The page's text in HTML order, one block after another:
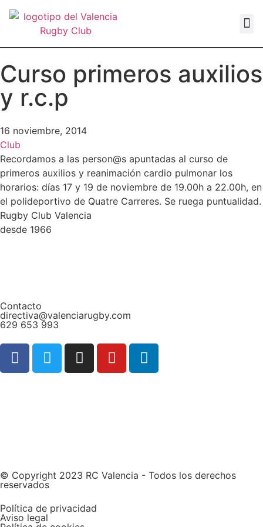
Curso primeros auxilios
y r.c.p
16 noviembre, 2014
Club
Recordamos a las person@s apuntadas al curso de
primeros auxilios y reanimación cardio pulmonar los
horarios: días 17 y 19 de noviembre de 19.00h a 22.00h, en
el polideportivo de Quatre Carreres. Se ruega puntualidad.
Rugby Club Valencia
desde 1966
Contacto
directiva@valenciarugby.com
629 653 993
© Copyright 2023 RC Valencia - Todos los derechos
reservados
Política de privacidad
Aviso legal